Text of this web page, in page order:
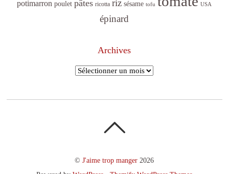
potimarron poulet pâtes ricotta riz sésame tofu USA
épinard
Archives
Archives
©J'aime trop manger 2026